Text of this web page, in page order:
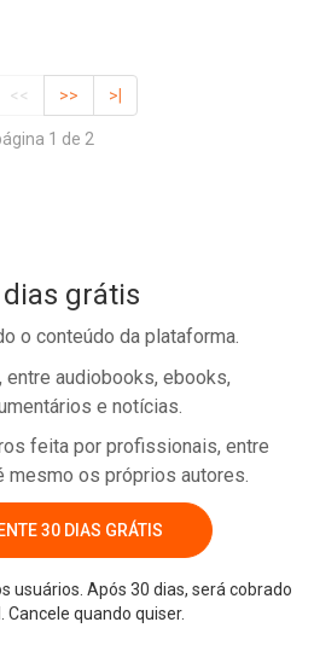
<< >> >|
1 de 2
grátis
o conteúdo da plataforma.
audiobooks, ebooks,
e notícias.
feita por profissionais, entre
mesmo os próprios autores.
30 DIAS GRÁTIS
usuários. Após 30 dias, será cobrado
Cancele quando quiser.